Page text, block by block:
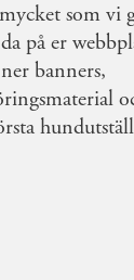
som vi
på er
banners,